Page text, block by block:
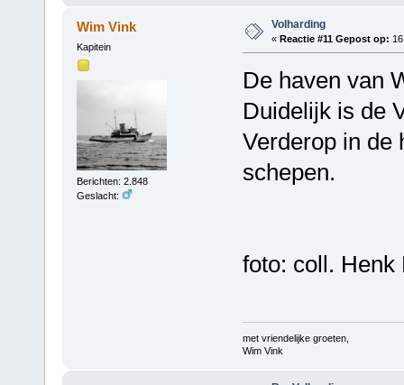
Wim Vink
Kapitein
Berichten: 2.848
Geslacht:
Volharding
« Reactie #11 Gepost op:
De haven van
Duidelijk is de
Verderop in de
schepen.
foto: coll. Henk
met vriendelijke groeten,
Wim Vink